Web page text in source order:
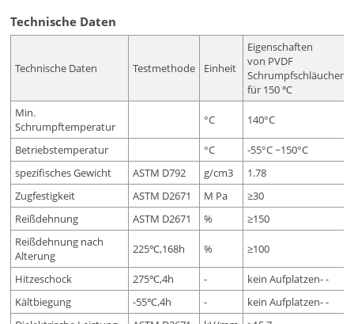
Technische Daten
Technische Daten Testmethode Einheit
Eigenschaften
von PVDF
Schrumpfschläuchen
für 150 ℃
Min.
Schrumpftemperatur
°C 140°C
Betriebstemperatur °C
-55°C ~150°C
spezifisches Gewicht
ASTM D792 g/cm3
1.78
Zugfestigkeit
ASTM D2671 M Pa
≥30
Reißdehnung
ASTM D2671 %
≥150
Reißdehnung nach
Alterung
225℃,168h % ≥100
Hitzeschock 275℃,4h -
kein Aufplatzen- -
Kältbiegung
-55℃,4h -
kein Aufplatzen- -